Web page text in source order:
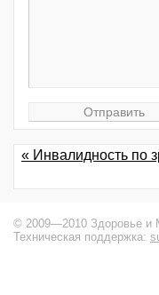
« Инвалидность по
© 2009—2010 Здоровье и
Техническая поддержка: